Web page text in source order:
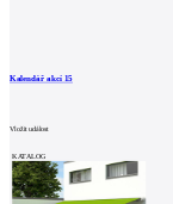
Kalendář akcí 15
Vložit událost
KATALOG